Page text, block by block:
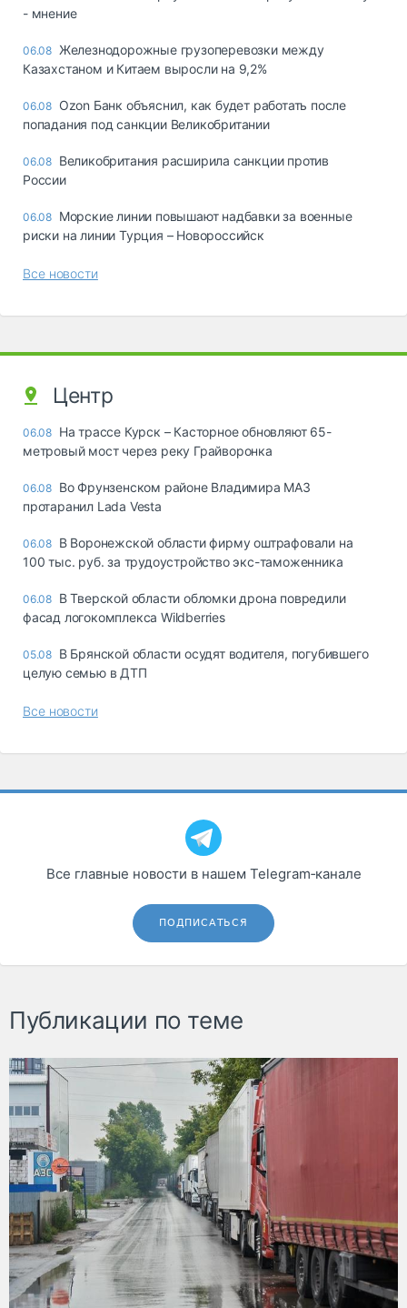
- мнение
06.08 Железнодорожные грузоперевозки между
Казахстаном и Китаем выросли на 9,2%
06.08 Ozon Банк объяснил, как будет работать после
попадания под санкции Великобритании
06.08 Великобритания расширила санкции против
России
06.08 Морские линии повышают надбавки за военные
риски на линии Турция – Новороссийск
Все новости
Центр
06.08 На трассе Курск – Касторное обновляют 65-
метровый мост через реку Грайворонка
06.08 Во Фрунзенском районе Владимира МАЗ
протаранил Lada Vesta
06.08 В Воронежской области фирму оштрафовали на
100 тыс. руб. за трудоустройство экс-таможенника
06.08 В Тверской области обломки дрона повредили
фасад логокомплекса Wildberries
05.08 В Брянской области осудят водителя, погубившего
целую семью в ДТП
Все новости
Все главные новости в нашем Telegram‑канале
ПОДПИСАТЬСЯ
Публикации по теме